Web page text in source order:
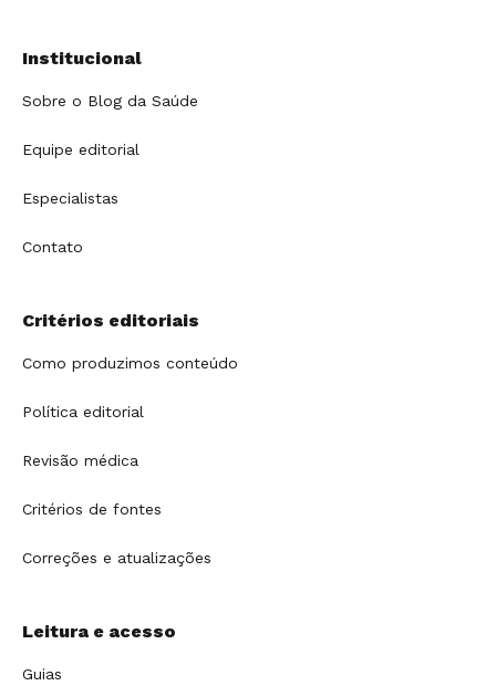
Institucional
Sobre o Blog da Saúde
Equipe editorial
Especialistas
Contato
Critérios editoriais
Como produzimos conteúdo
Política editorial
Revisão médica
Critérios de fontes
Correções e atualizações
Leitura e acesso
Guias